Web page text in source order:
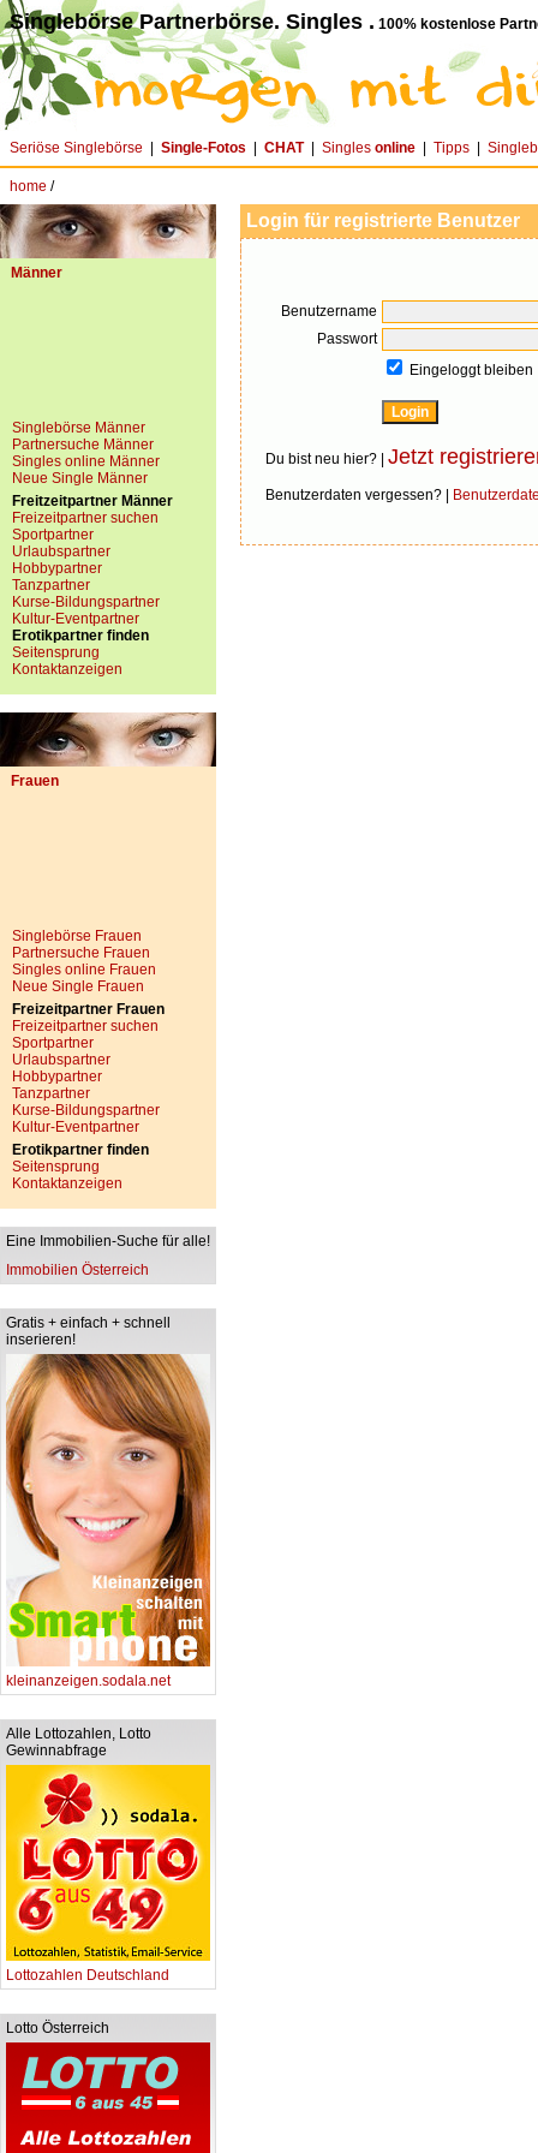
Singlebörse Partnerbörse. Singles . 100% kostenlose
Seriöse Singlebörse Single-Fotos CHAT| Singles online Tipps
home /
Männer
Singlebörse Männer
Partnersuche Männer
Singles online Männer
Neue Single Männer
Freitzeitpartner Männer
Freizeitpartner suchen
Sportpartner
Urlaubspartner
Hobbypartner
Tanzpartner
Kurse-Bildungspartner
Kultur-Eventpartner
Erotikpartner finden
Seitensprung
Kontaktanzeigen
Frauen
Singlebörse Frauen
Partnersuche Frauen
Singles online Frauen
Neue Single Frauen
Freizeitpartner Frauen
Freizeitpartner suchen
Sportpartner
Urlaubspartner
Hobbypartner
Tanzpartner
Kurse-Bildungspartner
Kultur-Eventpartner
Erotikpartner finden
Seitensprung
Kontaktanzeigen
Eine Immobilien-Suche für alle!
Immobilien Österreich
Gratis + einfach + schnell
inserieren!
kleinanzeigen.sodala.net
Alle Lottozahlen, Lotto
Gewinnabfrage
Lottozahlen Deutschland
Lotto Österreich
Login für registrierte Benutzer
Benutzername
Passwort
Eingeloggt bleiben
Du bist neu hier? | Jetzt
Benutzerdaten vergessen? |